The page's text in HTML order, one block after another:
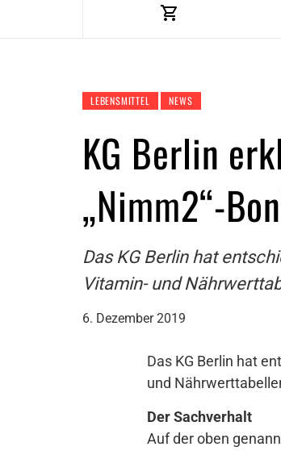
LEBENSMITTEL NEWS
KG Berlin
„Nimm2“-
Das KG Berlin hat
Vitamin- und
6. Dezember 2019
Das KG Berlin hat
und
Der Sachverhalt
Auf der oben